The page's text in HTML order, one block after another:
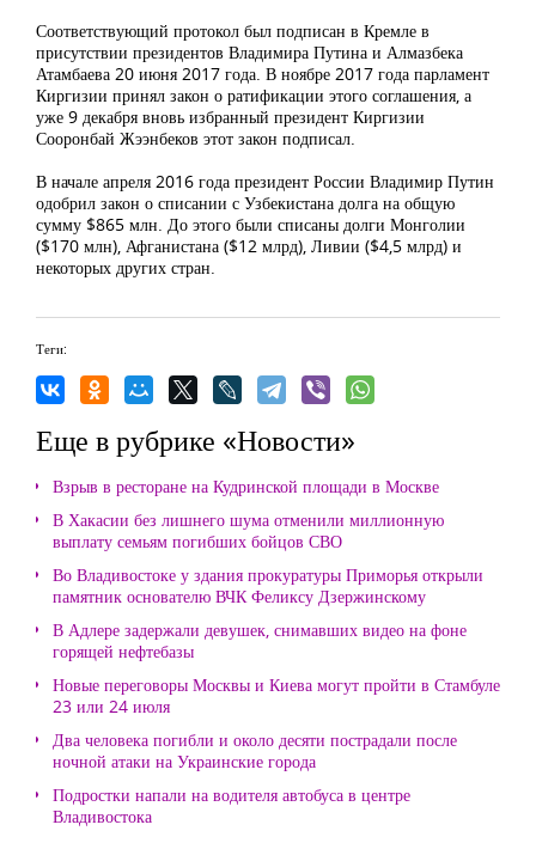
Соответствующий протокол был подписан в Кремле в
присутствии президентов Владимира Путина и Алмазбека
Атамбаева 20 июня 2017 года. В ноябре 2017 года парламент
Киргизии принял закон о ратификации этого соглашения, а
уже 9 декабря вновь избранный президент Киргизии
Сооронбай Жээнбеков этот закон подписал.
В начале апреля 2016 года президент России Владимир Путин
одобрил закон о списании с Узбекистана долга на общую
сумму $865 млн. До этого были списаны долги Монголии
($170 млн), Афганистана ($12 млрд), Ливии ($4,5 млрд) и
некоторых других стран.
Теги:
Еще в рубрике «Новости»
Взрыв в ресторане на Кудринской площади в Москве
В Хакасии без лишнего шума отменили миллионную
выплату семьям погибших бойцов СВО
Во Владивостоке у здания прокуратуры Приморья открыли
памятник основателю ВЧК Феликсу Дзержинскому
В Адлере задержали девушек, снимавших видео на фоне
горящей нефтебазы
Новые переговоры Москвы и Киева могут пройти в Стамбуле
23 или 24 июля
Два человека погибли и около десяти пострадали после
ночной атаки на Украинские города
Подростки напали на водителя автобуса в центре
Владивостока